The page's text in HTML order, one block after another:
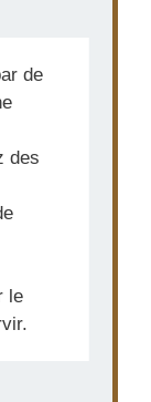
de
des
le